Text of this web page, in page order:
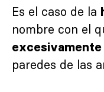
Es el caso de la
nombre con el
paredes de las